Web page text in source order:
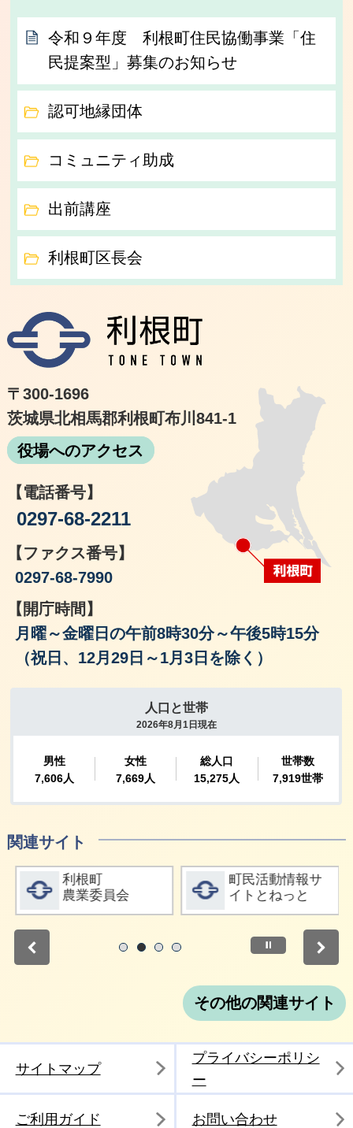
令和９年度 利根町住民協働事業「住
民提案型」募集のお知らせ
認可地縁団体
コミュニティ助成
出前講座
利根町区長会
〒300-1696
茨城県北相馬郡利根町布川841-1
役場へのアクセス
【電話番号】
0297-68-2211
【ファクス番号】
0297-68-7990
【開庁時間】
月曜～金曜日の午前8時30分～午後5時15分
（祝日、12月29日～1月3日を除く）
関連サイト
詳細をみる
利根町
農業委員会
詳細をみる
町民活動情報サ
イトとねっと
停止
その他の関連サイト
サイトマップ
プライバシーポリシ
ー
ご利用ガイド お問い合わせ